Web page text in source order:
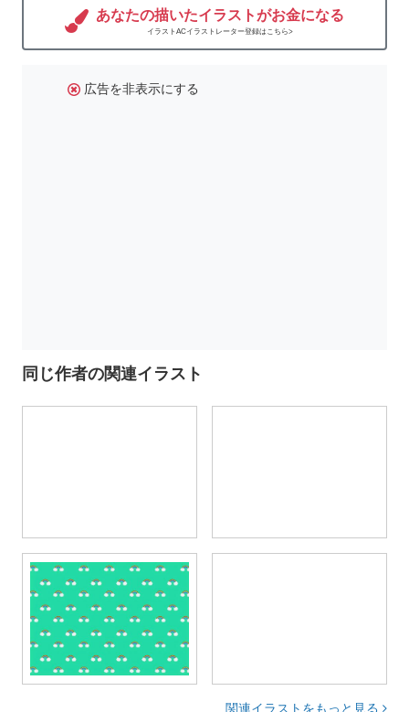
あなたの描いたイラストがお金になる
イラストACイラストレーター登録はこちら>
広告を非表示にする
同じ作者の関連イラスト
関連イラストをもっと見る